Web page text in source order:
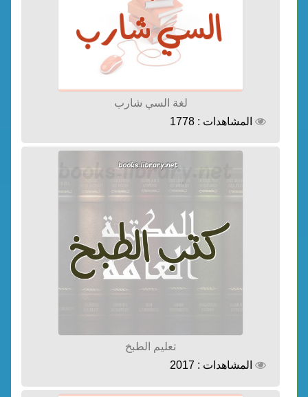
لغة السي شارب
المشاهدات : 1778
تعليم الطبخ
المشاهدات : 2017